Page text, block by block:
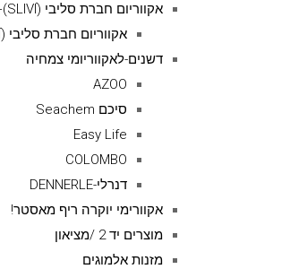
אקווריום חברת סליבי (SLIVIׂׂ)+מעמד
אקווריום חברת סליבי (SLIVIׂׂ)+מעמד
דשנים-לאקווריומי צמחיה
AZOO
סיכם Seachem
Easy Life
COLOMBO
דנרלי-DENNERLE
אקוורימי יוקרה ריף מאסטר!
מוצרים יד 2 /מציאון
מזנות אלמוגים